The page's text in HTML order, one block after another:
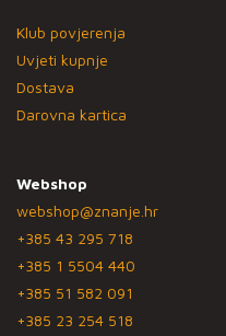
Klub povjerenja
Uvjeti kupnje
Dostava
Darovna kartica
Webshop
webshop@znanje.hr
+385 43 295 718
+385 1 5504 440
+385 51 582 091
+385 23 254 518